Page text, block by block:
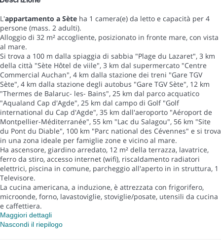
L'appartamento a Sète ha 1 camera(e) da letto e capacità per 4
persone (mass. 2 adulti).
Alloggio di 32 m² accogliente, posizionato in fronte mare, con vista
al mare.
Si trova a 100 m dalla spiaggia di sabbia "Plage du Lazaret", 3 km
della città "Sète Hôtel de viile", 3 km dal supermercato "Centre
Commercial Auchan", 4 km dalla stazione dei treni "Gare TGV
Sète", 4 km dalla stazione degli autobus "Gare TGV Sète", 12 km
"Thermes de Balaruc- les- Bains", 25 km dal parco acquatico
"Aqualand Cap d'Agde", 25 km dal campo di Golf "Golf
international du Cap d'Agde", 35 km dall'aeroporto "Aéroport de
Montpellier-Méditerranée", 55 km "Lac du Salagou", 56 km "Site
du Pont du Diable", 100 km "Parc national des Cévennes" e si trova
in una zona ideale per famiglie zone e vicino al mare.
Ha ascensore, giardino arredato, 12 m² della terrazza, lavatrice,
ferro da stiro, accesso internet (wifi), riscaldamento radiatori
elettrici, piscina in comune, parcheggio all'aperto in in struttura, 1
Televisore.
La cucina americana, a induzione, è attrezzata con frigorifero,
microonde, forno, lavastoviglie, stoviglie/posate, utensili da cucina
e caffettiera.
Maggiori dettagli
Nascondi il riepilogo